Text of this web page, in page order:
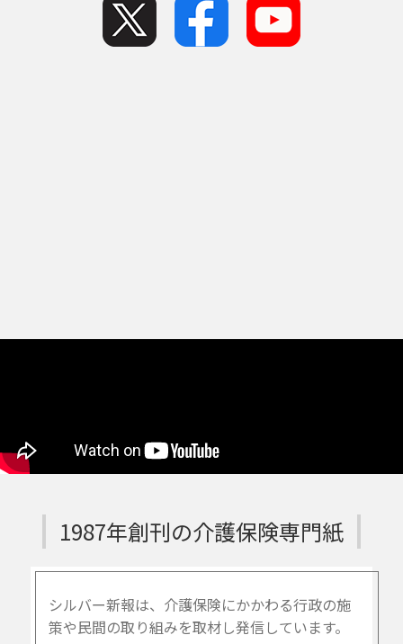
1987年創刊の介護保険専門紙
シルバー新報は、介護保険にかかわる行政の施
策や民間の取り組みを取材し発信しています。